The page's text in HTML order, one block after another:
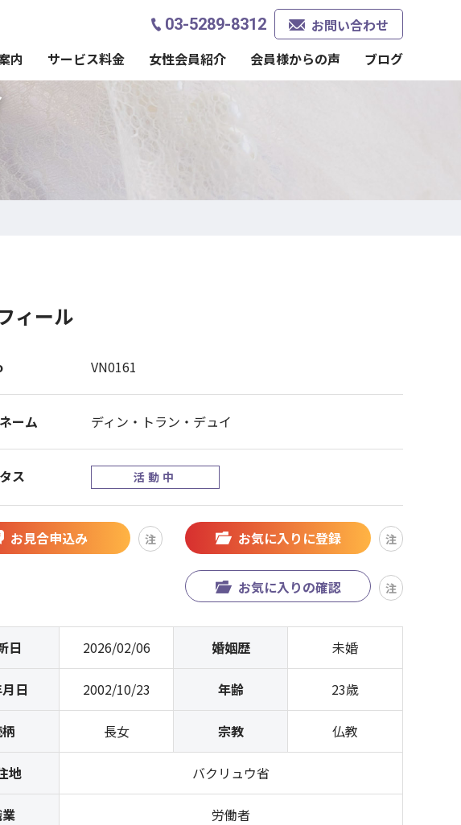
03-5289-8312
お問い合わせ
内 サービス料金 女性会員紹介 会員様からの声 ブログ
ィール
VN0161
ーム ディン・トラン・デュイ
ス 活動中
お見合申込み 注 お気に入りに登録 注
お気に入りの確認 注
日 2026/02/06 婚姻歴 未婚
日 2002/10/23 年齢 23歳
長女 宗教 仏教
地 バクリュウ省
労働者